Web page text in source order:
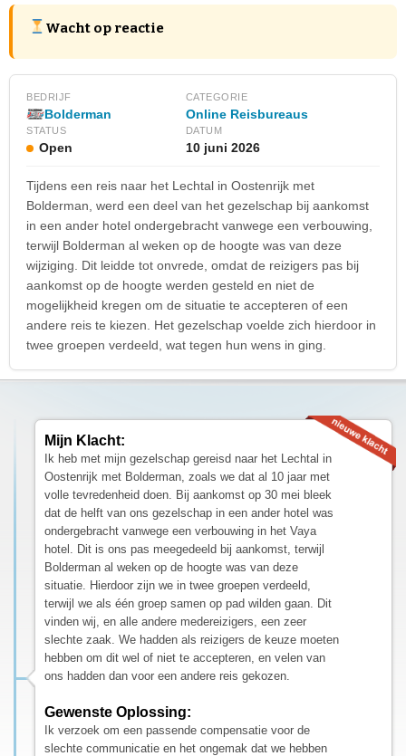
Wacht op reactie
BEDRIJF
Bolderman
CATEGORIE
Online Reisbureaus
STATUS
Open
DATUM
10 juni 2026
Tijdens een reis naar het Lechtal in Oostenrijk met
Bolderman, werd een deel van het gezelschap bij aankomst
in een ander hotel ondergebracht vanwege een verbouwing,
terwijl Bolderman al weken op de hoogte was van deze
wijziging. Dit leidde tot onvrede, omdat de reizigers pas bij
aankomst op de hoogte werden gesteld en niet de
mogelijkheid kregen om de situatie te accepteren of een
andere reis te kiezen. Het gezelschap voelde zich hierdoor in
twee groepen verdeeld, wat tegen hun wens in ging.
Mijn Klacht:
Ik heb met mijn gezelschap gereisd naar het Lechtal in
Oostenrijk met Bolderman, zoals we dat al 10 jaar met
volle tevredenheid doen. Bij aankomst op 30 mei bleek
dat de helft van ons gezelschap in een ander hotel was
ondergebracht vanwege een verbouwing in het Vaya
hotel. Dit is ons pas meegedeeld bij aankomst, terwijl
Bolderman al weken op de hoogte was van deze
situatie. Hierdoor zijn we in twee groepen verdeeld,
terwijl we als één groep samen op pad wilden gaan. Dit
vinden wij, en alle andere medereizigers, een zeer
slechte zaak. We hadden als reizigers de keuze moeten
hebben om dit wel of niet te accepteren, en velen van
ons hadden dan voor een andere reis gekozen.
Gewenste Oplossing:
Ik verzoek om een passende compensatie voor de
slechte communicatie en het ongemak dat we hebben